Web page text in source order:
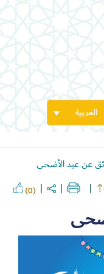
العربية
عن عيد الأضحى
(0)